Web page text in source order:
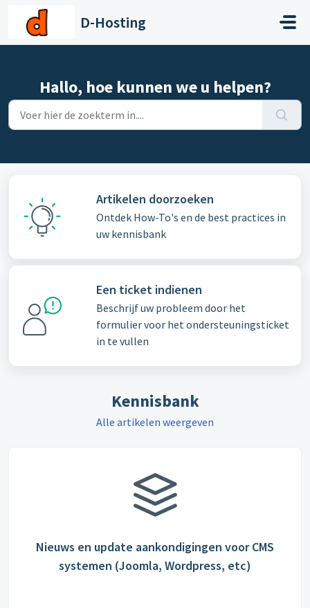
Doorgaan naar hoofdinhoud
D-Hosting
Hallo, hoe kunnen we u helpen?
Artikelen doorzoeken
Ontdek How-To's en de best practices in
uw kennisbank
Een ticket indienen
Beschrijf uw probleem door het
formulier voor het ondersteuningsticket
in te vullen
Kennisbank
Alle artikelen weergeven
Nieuws en update aankondigingen voor CMS
systemen (Joomla, Wordpress, etc)